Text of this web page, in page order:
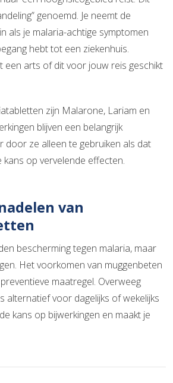
genoemd. Je neemt de
als je malaria-achtige symptomen
hebt tot een ziekenhuis.
een arts of dit voor jouw reis geschikt
zijn Malarone, Lariam en
blijven een belangrijk
door ze alleen te gebruiken als dat
kans op vervelende effecten.
van
bescherming tegen malaria, maar
Het voorkomen van muggenbeten
maatregel. Overweeg
alternatief voor dagelijks of wekelijks
kans op bijwerkingen en maakt je